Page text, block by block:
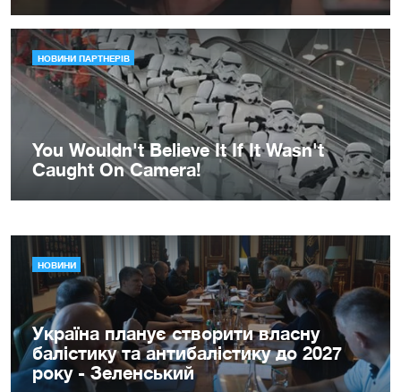
НОВИНИ
Україна планує створити власну
балістику та антибалістику до 2027
року - Зеленський